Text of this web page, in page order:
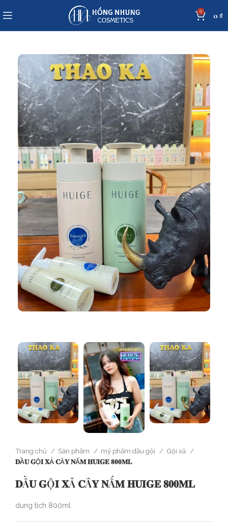
0 0 ₫
Trang chủ Sản phẩm mỹ phẩm dầu gội
Gội xả
𝐃Ầ𝐔 𝐆Ộ𝐈 𝐗Ả 𝐂Â𝐘 𝐍Ấ𝐌 𝐇𝐔𝐈𝐆𝐄 𝟖𝟎𝟎𝐌𝐋
𝐃Ầ𝐔 𝐆Ộ𝐈 𝐗Ả 𝐂Â𝐘 𝐍Ấ𝐌 𝐇𝐔𝐈𝐆𝐄 𝟖𝟎𝟎𝐌𝐋
dung tích 800ml